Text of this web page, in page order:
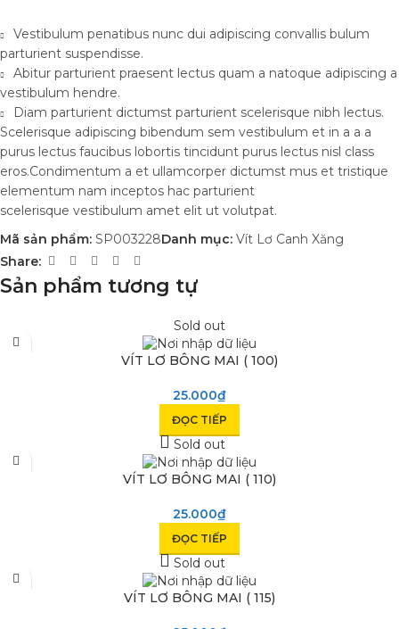
Vestibulum penatibus nunc dui adipiscing convallis bulum
parturient suspendisse.
Abitur parturient praesent lectus quam a natoque adipiscing a
vestibulum hendre.
Diam parturient dictumst parturient scelerisque nibh lectus.
Scelerisque adipiscing bibendum sem vestibulum et in a a a
purus lectus faucibus lobortis tincidunt purus lectus nisl class
eros.Condimentum a et ullamcorper dictumst mus et tristique
elementum nam inceptos hac parturient
scelerisque vestibulum amet elit ut volutpat.
Mã sản phẩm: SP003228Danh mục: Vít Lơ Canh Xăng
Share:
Sản phẩm tương tự
Sold out
VÍT LƠ BÔNG MAI ( 100)
25.000₫
ĐỌC TIẾP
Sold out
VÍT LƠ BÔNG MAI ( 110)
25.000₫
ĐỌC TIẾP
Sold out
VÍT LƠ BÔNG MAI ( 115)